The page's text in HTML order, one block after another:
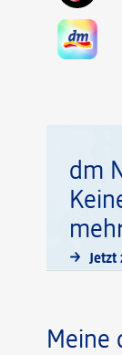
dm
Jetzt
Meine